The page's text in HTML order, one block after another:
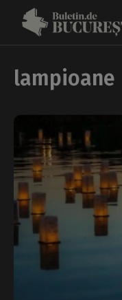
lampioane